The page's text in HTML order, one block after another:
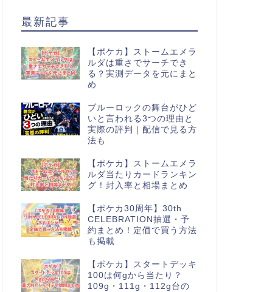
最新記事
【ポケカ】ストームエメラ
ルダは重さでサーチでき
る？実測データを元にまと
め
ブルーロックの舞台がひど
いと言われる3つの理由と
実際の評判｜配信で見る方
法も
【ポケカ】ストームエメラ
ルダ当たりカードランキン
グ！封入率と相場まとめ
【ポケカ30周年】30th
CELEBRATION抽選・予
約まとめ！定価で買う方法
も掲載
【ポケカ】スタートデッキ
100は何gから当たり？
109g・111g・112g台の